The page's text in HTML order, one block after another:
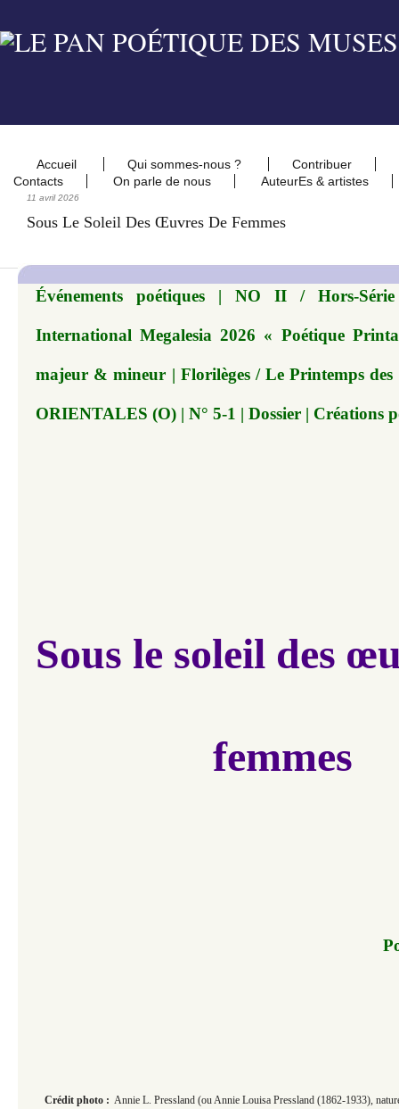
Accueil Qui sommes-nous ?
Contribuer
Contacts
On parle de nous AuteurEs & artistes
11 avril 2026
Sous Le Soleil Des Œuvres De Femmes
Événements poétiques | NO II / Hors-
International Megalesia 2026 « Poétique
majeur & mineur | Florilèges / Le Printemps
ORIENTALES (O) | N° 5-1 | Dossier | Créations
Sous le soleil des
femmes
Crédit photo : Annie L. Pressland (ou Annie Louisa Pressland (1862-1933),